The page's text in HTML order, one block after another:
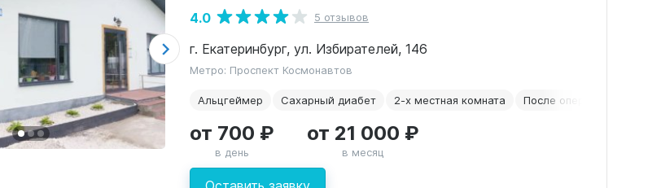
4.0 5 отзывов
г. Екатеринбург, ул. Избирателей, 146
Метро: Проспект Космонавтов
Альцгеймер Сахарный диабет 2-х местная комната После операций
от 700 ₽
в день
от 21 000 ₽
в месяц